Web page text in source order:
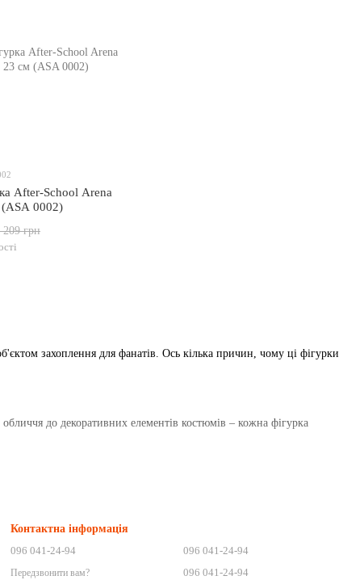
захоплення для фанатів. Ось кілька причин, чому ці фігурки
до декоративних елементів костюмів – кожна фігурка
After-School Arena
0002)
209 грн
Контактна інформація
096 041-24-94
Передзвонити вам?
096 041-24-94
096 041-24-94